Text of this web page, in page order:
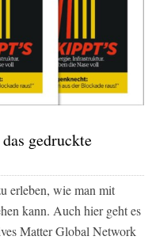
gedruckte
erleben, wie man mit
kann. Auch hier geht es
Matter Global Network